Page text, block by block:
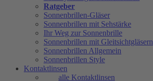
Ratgeber
Sonnenbrillen-Gläser
Sonnenbrillen mit Sehstärke
Ihr Weg zur Sonnenbrille
Sonnenbrillen mit Gleitsichtgläsern
Sonnenbrillen Allgemein
Sonnenbrillen Style
Kontaktlinsen
alle Kontaktlinsen